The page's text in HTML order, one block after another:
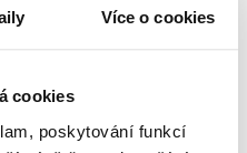
Více o cookies
cookies
poskytování funkcí